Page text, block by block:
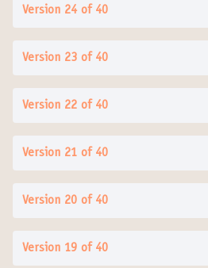
Version 24 of 40
Version 23 of 40
Version 22 of 40
Version 21 of 40
Version 20 of 40
Version 19 of 40